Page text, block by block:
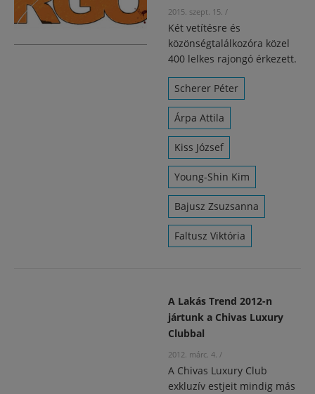
2015. szept. 15. /
Két vetítésre és
közönségtalálkozóra közel
400 lelkes rajongó érkezett.
Scherer Péter
Árpa Attila
Kiss József
Young-Shin Kim
Bajusz Zsuzsanna
Faltusz Viktória
A Lakás Trend 2012-n
jártunk a Chivas Luxury
Clubbal
2012. márc. 4. /
A Chivas Luxury Club
exkluzív estjeit mindig más